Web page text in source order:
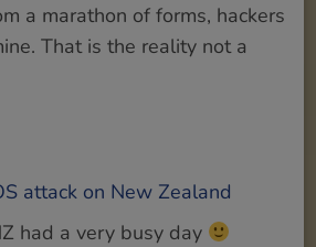
a marathon of forms, hackers
That is the reality not a
attack on New Zealand
had a very busy day